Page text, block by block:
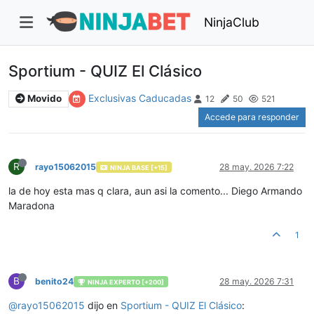
NinjaClub
Sportium - QUIZ El Clásico
Movido Exclusivas Caducadas 12 50
521
Accede para responder
R rayo15062015 NINJA BASE [+15] 28 may. 2026 7:22
la de hoy esta mas q clara, aun asi la comento... Diego Armando
Maradona
1
B benito24 NINJA EXPERTO [+200] 28 may. 2026 7:31
@rayo15062015 dijo en Sportium - QUIZ El Clásico: